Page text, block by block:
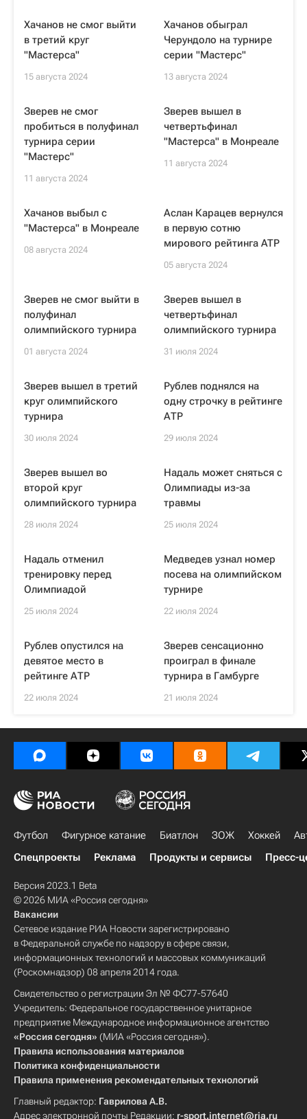
Хачанов не смог выйти
в третий круг
"Мастерса"
15 августа 2024
Хачанов обыграл
Черундоло на турнире
серии "Мастерс"
13 августа 2024
Зверев не смог
пробиться в полуфинал
турнира серии
"Мастерс"
11 августа 2024
Зверев вышел в
четвертьфинал
"Мастерса" в Монреале
11 августа 2024
Хачанов выбыл с
"Мастерса" в Монреале
08 августа 2024
Аслан Карацев вернулся
в первую сотню
мирового рейтинга ATP
05 августа 2024
Зверев не смог выйти в
полуфинал
олимпийского турнира
01 августа 2024
Зверев вышел в
четвертьфинал
олимпийского турнира
31 июля 2024
Зверев вышел в третий
круг олимпийского
турнира
30 июля 2024
Рублев поднялся на
одну строчку в рейтинге
АТР
29 июля 2024
Зверев вышел во
второй круг
олимпийского турнира
28 июля 2024
Надаль может сняться с
Олимпиады из-за
травмы
25 июля 2024
Надаль отменил
тренировку перед
Олимпиадой
25 июля 2024
Медведев узнал номер
посева на олимпийском
турнире
22 июля 2024
Рублев опустился на
девятое место в
рейтинге АТР
22 июля 2024
Зверев сенсационно
проиграл в финале
турнира в Гамбурге
21 июля 2024
Футбол Фигурное катание Биатлон ЗОЖ Хоккей
Спецпроекты
Реклама Продукты и сервисы Пресс-
Версия 2023.1 Beta
© 2026 МИА «Россия сегодня»
Вакансии
Сетевое издание РИА Новости зарегистрировано
в Федеральной службе по надзору в сфере связи,
информационных технологий и массовых коммуникаций
(Роскомнадзор) 08 апреля 2014 года.
Свидетельство о регистрации Эл № ФС77-57640
Учредитель: Федеральное государственное унитарное
предприятие Международное информационное агентство
«Россия сегодня» (МИА «Россия сегодня»).
Правила использования материалов
Политика конфиденциальности
Правила применения рекомендательных технологий
Главный редактор: Гаврилова А.В.
Адрес электронной почты Редакции: r-sport.internet@ria.ru